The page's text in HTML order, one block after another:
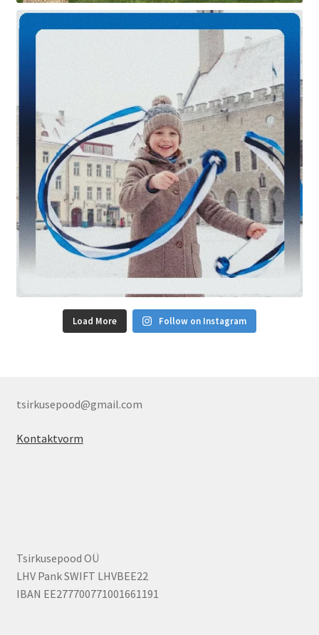
Load More Follow on Instagram
tsirkusepood@gmail.com
Kontaktvorm
Tsirkusepood OÜ
LHV Pank SWIFT LHVBEE22
IBAN EE277700771001661191